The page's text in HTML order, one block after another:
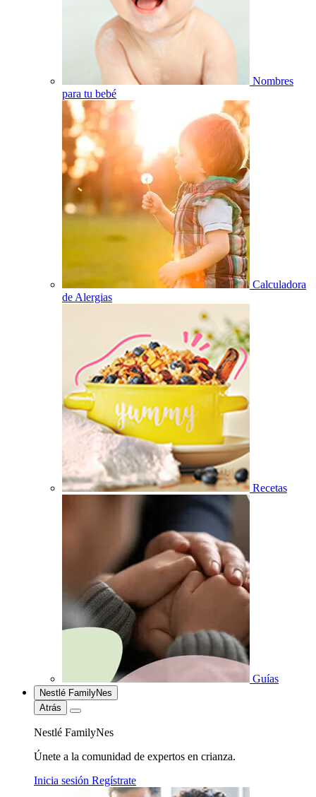
Nombres
para tu bebé
Calculadora
de Alergias
Recetas
Guías
Nestlé FamilyNes
Atrás
Nestlé FamilyNes
Únete a la comunidad de expertos en crianza.
Inicia sesión Regístrate